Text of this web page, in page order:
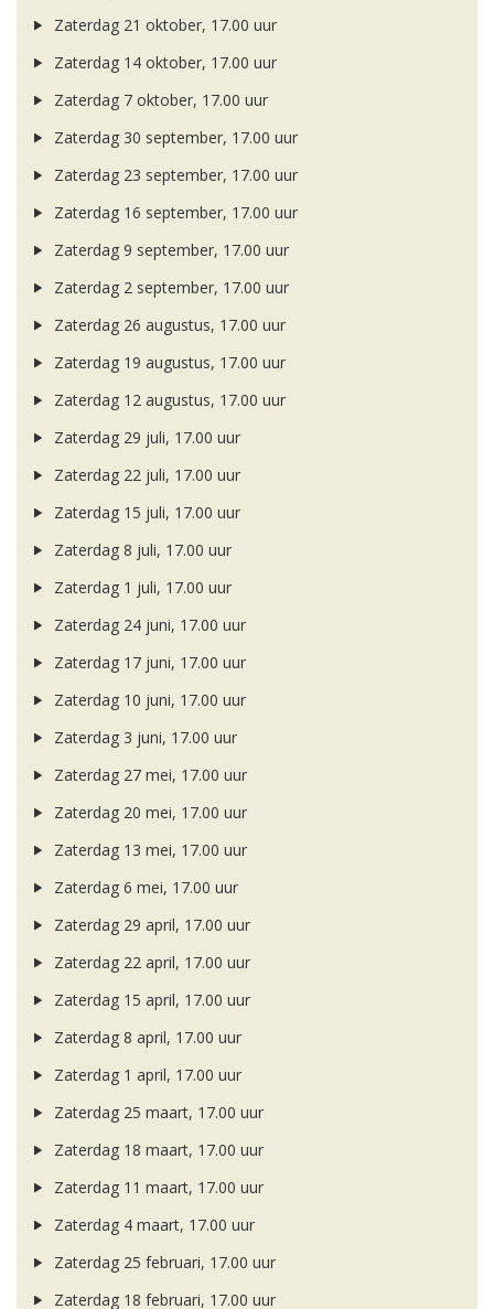
Zaterdag 21 oktober, 17.00 uur
Zaterdag 14 oktober, 17.00 uur
Zaterdag 7 oktober, 17.00 uur
Zaterdag 30 september, 17.00 uur
Zaterdag 23 september, 17.00 uur
Zaterdag 16 september, 17.00 uur
Zaterdag 9 september, 17.00 uur
Zaterdag 2 september, 17.00 uur
Zaterdag 26 augustus, 17.00 uur
Zaterdag 19 augustus, 17.00 uur
Zaterdag 12 augustus, 17.00 uur
Zaterdag 29 juli, 17.00 uur
Zaterdag 22 juli, 17.00 uur
Zaterdag 15 juli, 17.00 uur
Zaterdag 8 juli, 17.00 uur
Zaterdag 1 juli, 17.00 uur
Zaterdag 24 juni, 17.00 uur
Zaterdag 17 juni, 17.00 uur
Zaterdag 10 juni, 17.00 uur
Zaterdag 3 juni, 17.00 uur
Zaterdag 27 mei, 17.00 uur
Zaterdag 20 mei, 17.00 uur
Zaterdag 13 mei, 17.00 uur
Zaterdag 6 mei, 17.00 uur
Zaterdag 29 april, 17.00 uur
Zaterdag 22 april, 17.00 uur
Zaterdag 15 april, 17.00 uur
Zaterdag 8 april, 17.00 uur
Zaterdag 1 april, 17.00 uur
Zaterdag 25 maart, 17.00 uur
Zaterdag 18 maart, 17.00 uur
Zaterdag 11 maart, 17.00 uur
Zaterdag 4 maart, 17.00 uur
Zaterdag 25 februari, 17.00 uur
Zaterdag 18 februari, 17.00 uur